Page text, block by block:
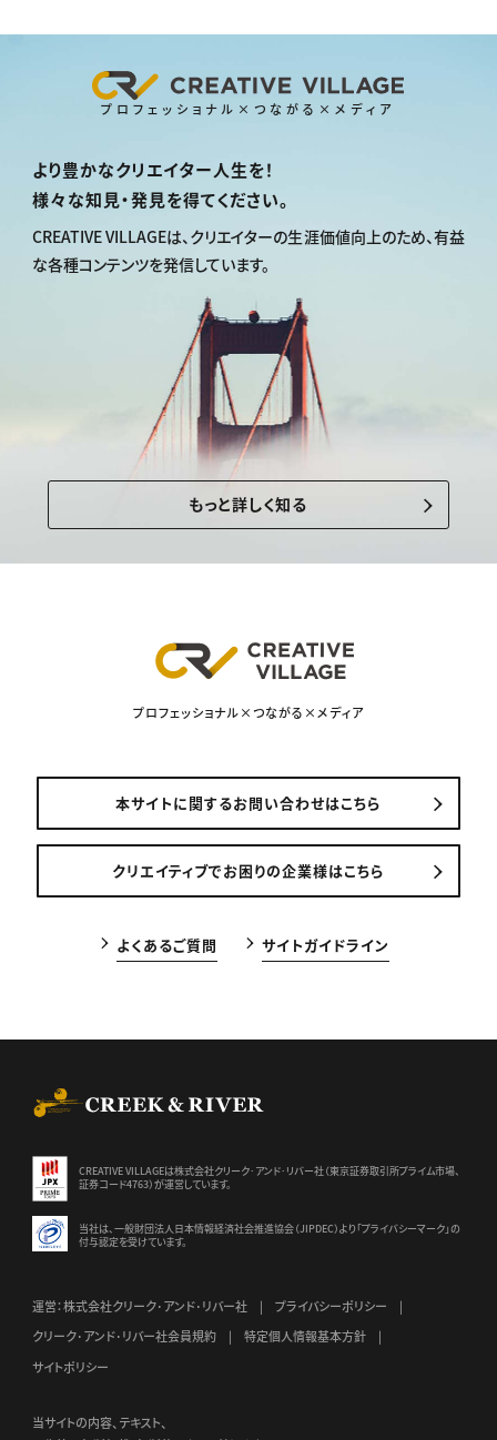
プロフェッショナル×つながる×メディア
より豊かなクリエイター人生を！
様々な知見・発見を得てください。
CREATIVE VILLAGEは、 クリエイターの生涯価値向上のため、有益
な各種コンテンツを発信しています。
もっと詳しく知る
プロフェッショナル×つながる×メディア
本サイトに関するお問い合わせはこちら
クリエイティブでお困りの企業様はこちら
よくあるご質問 サイトガイドライン
CREATIVE VILLAGEは株式会社クリーク･アンド･リバー社（東京証券取引所プライム市場、
証券コード4763）が運営しています。
当社は、一般財団法人日本情報経済社会推進協会（JIPDEC）より 「プライバシーマーク」の
付与認定を受けています。
運営：株式会社クリーク･アンド･リバー社
プライバシーポリシー
クリーク･アンド･リバー社会員規約
特定個人情報基本方針
サイトポリシー
当サイトの内容、テキスト、